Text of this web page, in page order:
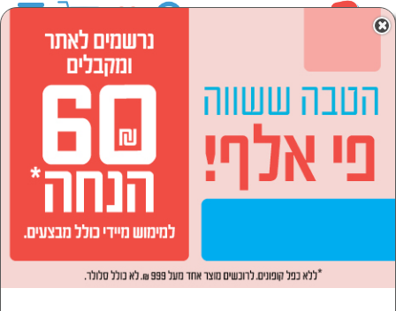
מוצרי חשמל
כביסה, ייבוש ומדיחים
הסתר רשימת קטגוריות
מכונות כביסה (1) מייבשי כביסה (2)
נמצאו 10 מוצרי כביסה, ייבוש ומדיחים של מוצרי BLOMBERG
×